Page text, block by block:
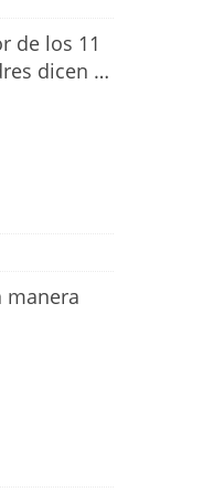
de los 11
dicen …
manera